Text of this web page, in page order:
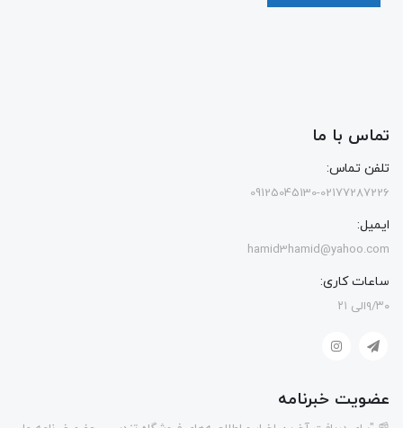
تماس با ما
تلفن تماس:
09125045130-02177287226
ایمیل:
hamid3hamid@yahoo.com
ساعات کاری:
۹/۳۰الی ۲۱
عضویت خبرنامه